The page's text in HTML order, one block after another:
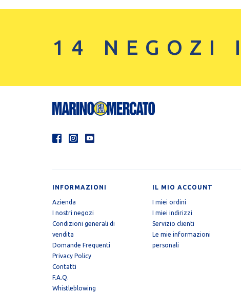
14 NEGOZI
INFORMAZIONI
Azienda
I nostri negozi
Condizioni generali di
vendita
Domande Frequenti
Privacy Policy
Contatti
F.A.Q.
Whistleblowing
IL MIO ACCOUNT
I miei ordini
I miei indirizzi
Servizio clienti
Le mie informazioni
personali